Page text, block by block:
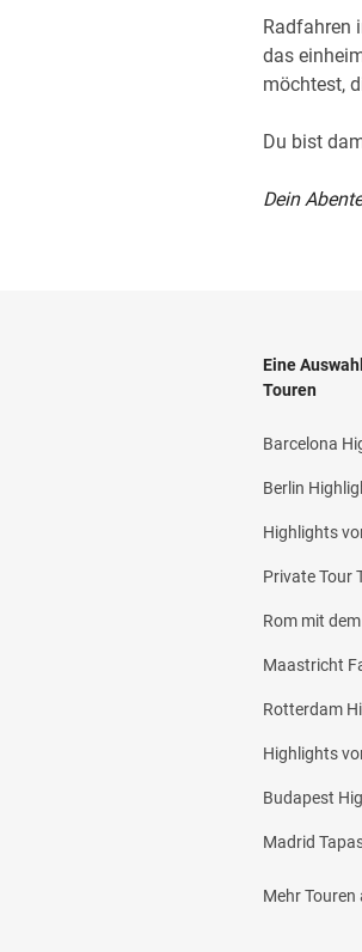
Radfahren
das
möchtest,
Du bist
Dein
Eine
Touren
Barcelona
Berlin
Highlights
Private Tour
Rom mit
Maastricht
Rotterdam
Highlights
Budapest
Madrid
Mehr Touren